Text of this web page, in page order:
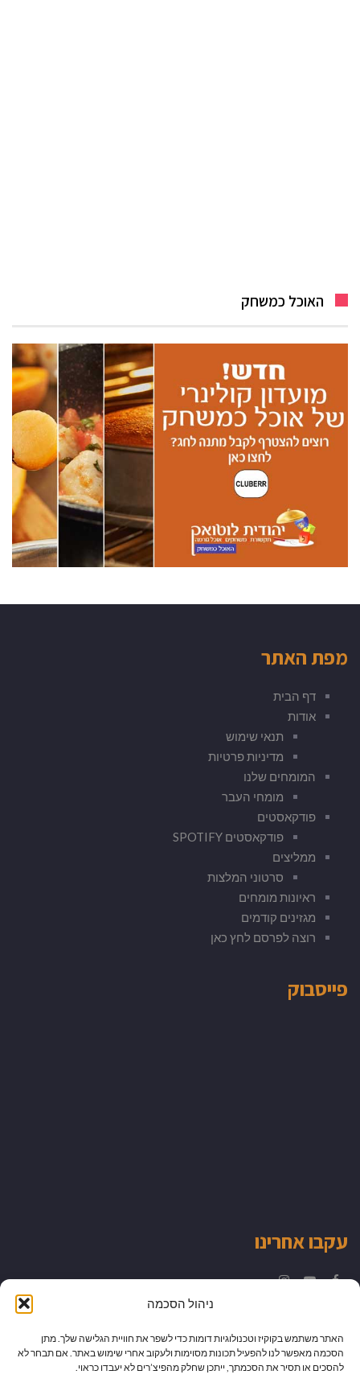
ניהול הסכמה
האתר משתמש בקוקיז וטכנולוגיות דומות כדי לשפר את חוויית הגלישה שלך. מתן
הסכמה מאפשר לנו להפעיל תכונות מסוימות ולעקוב אחרי שימוש באתר. אם תבחר לא
להסכים או תסיר את הסכמתך, ייתכן שחלק מהפיצ’רים לא יעבדו כראוי.
האוכל כמשחק
מפת האתר
דף הבית
אודות
תנאי שימוש
מדיניות פרטיות
המומחים שלנו
מומחי העבר
פודקאסטים
פודקאסטים SPOTIFY
ממליצים
סרטוני המלצות
ראיונות מומחים
מגזינים קודמים
רוצה לפרסם לחץ כאן
פייסבוק
עקבו אחרינו